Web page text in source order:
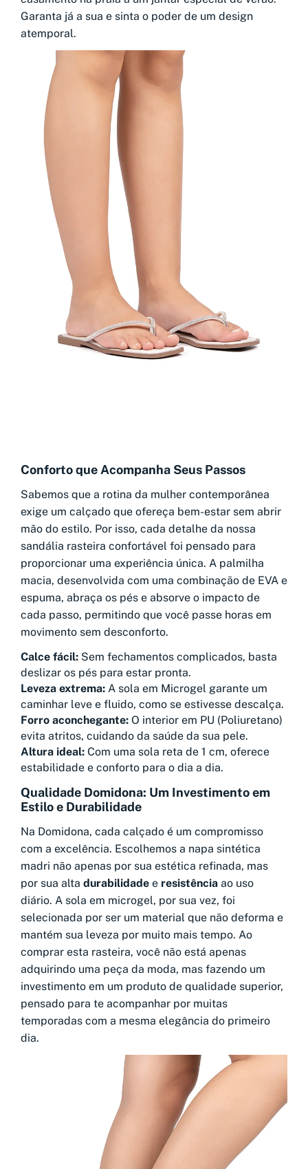
Garanta já a sua e sinta o poder de um design
atemporal.
Conforto que Acompanha Seus Passos
Sabemos que a rotina da mulher contemporânea
exige um calçado que ofereça bem-estar sem abrir
mão do estilo. Por isso, cada detalhe da nossa
sandália rasteira confortável foi pensado para
proporcionar uma experiência única. A palmilha
macia, desenvolvida com uma combinação de EVA e
espuma, abraça os pés e absorve o impacto de
cada passo, permitindo que você passe horas em
movimento sem desconforto.
Calce fácil: Sem fechamentos complicados, basta
deslizar os pés para estar pronta.
Leveza extrema: A sola em Microgel garante um
caminhar leve e fluido, como se estivesse descalça.
Forro aconchegante: O interior em PU (Poliuretano)
evita atritos, cuidando da saúde da sua pele.
Altura ideal: Com uma sola reta de 1 cm, oferece
estabilidade e conforto para o dia a dia.
Qualidade Domidona: Um Investimento em
Estilo e Durabilidade
Na Domidona, cada calçado é um compromisso
com a excelência. Escolhemos a napa sintética
madri não apenas por sua estética refinada, mas
por sua alta durabilidade e resistência ao uso
diário. A sola em microgel, por sua vez, foi
selecionada por ser um material que não deforma e
mantém sua leveza por muito mais tempo. Ao
comprar esta rasteira, você não está apenas
adquirindo uma peça da moda, mas fazendo um
investimento em um produto de qualidade superior,
pensado para te acompanhar por muitas
temporadas com a mesma elegância do primeiro
dia.